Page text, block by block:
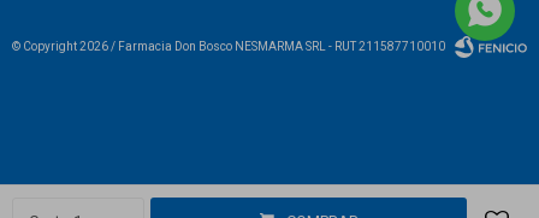
© Copyright 2026 / Farmacia Don Bosco NESMARMA SRL - RUT 211587710010
Fenicio